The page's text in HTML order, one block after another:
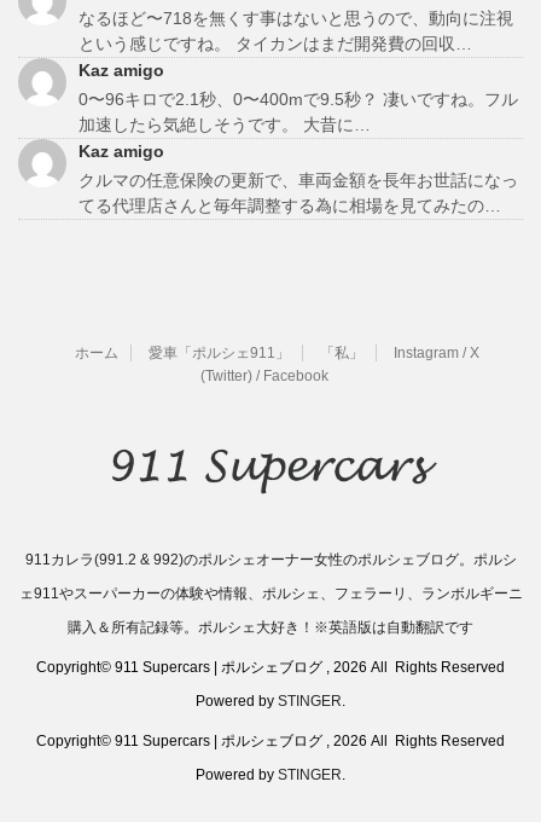
なるほど〜718を無くす事はないと思うので、動向に注視
という感じですね。 タイカンはまだ開発費の回収…
Kaz amigo
0〜96キロで2.1秒、0〜400mで9.5秒？ 凄いですね。フル
加速したら気絶しそうです。 大昔に…
Kaz amigo
クルマの任意保険の更新で、車両金額を長年お世話になっ
てる代理店さんと毎年調整する為に相場を見てみたの…
ホーム 愛車「ポルシェ911」 「私」
Instagram / X
(Twitter) / Facebook
911カレラ(991.2 & 992)のポルシェオーナー女性のポルシェブログ。ポルシ
ェ911やスーパーカーの体験や情報、ポルシェ、フェラーリ、ランボルギーニ
購入＆所有記録等。ポルシェ大好き！※英語版は自動翻訳です
Copyright© 911 Supercars | ポルシェブログ , 2026 All Rights Reserved
Powered by STINGER.
Copyright© 911 Supercars | ポルシェブログ , 2026 All Rights Reserved
Powered by STINGER.